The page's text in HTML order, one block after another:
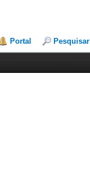
Portal Pesquisar